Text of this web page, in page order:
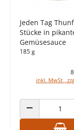
Jeden Tag
Stücke in
Gemüsesauce
185 g
inkl. MwSt.,
ANZAHL